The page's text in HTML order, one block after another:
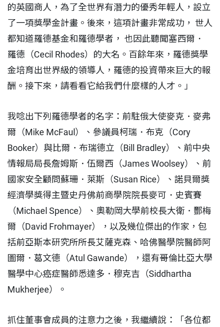
的英國商人，為了全世界有潛力的優秀年輕人，設立
了一項獎學金計畫。後來，這項計畫非常成功， 世人
都知道羅德基金和羅德學者， 也因此聽聞塞西爾．
羅德（Cecil Rhodes）的大名。百餘年來，羅德獎學
金培育出世界級的領導人，羅德的投資帶來巨大的報
酬。接下來，請看看它給我們什麼樣的人才。」
我唸出下列羅德學者的名字：前駐俄大使麥克．麥弗
爾（Mike McFaul）、參議員柯瑞．布克（Cory
Booker）與比爾．布瑞德立（Bill Bradley）、前中央
情報局局長詹姆斯．伍爾西（James Woolsey）、前
國家安全顧問蘇珊．萊斯（Susan Rice）、諾貝爾獎
經濟學獎得主暨史丹佛前商學院院長麥可．史賓賽
（Michael Spence）、奧勒岡大學前校長大衛．酆梅
爾（David Frohmayer），以及幾位傑出的作家，包
括前亞斯本研究所所長艾薩克森、哈佛醫學院醫師阿
圖爾．葛文德（Atul Gawande），還有哥倫比亞大學
醫學中心癌症醫師悉達多．穆克吉（Siddhartha
Mukherjee）。
抓住董事會成員的注意力之後，我繼續說：「各位都